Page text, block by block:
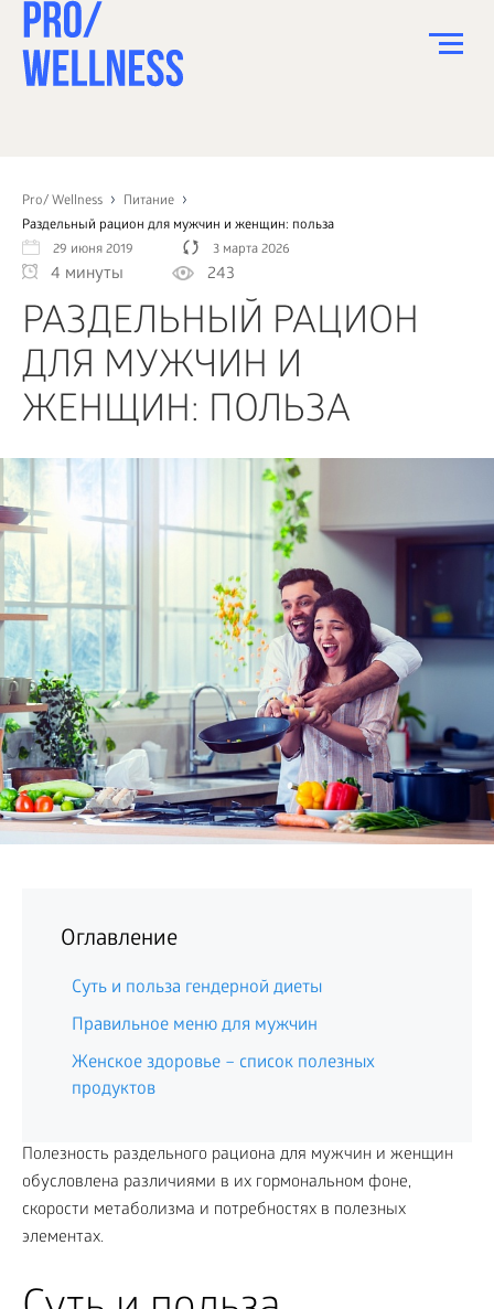
Pro/ Wellness
Питание
Раздельный рацион для мужчин и женщин: польза
29 июня 2019
3 марта 2026
4 минуты 243
РАЗДЕЛЬНЫЙ РАЦИОН
ДЛЯ МУЖЧИН И
ЖЕНЩИН: ПОЛЬЗА
Оглавление
Суть и польза гендерной диеты
Правильное меню для мужчин
Женское здоровье – список полезных
продуктов
Полезность раздельного рациона для мужчин и женщин
обусловлена различиями в их гормональном фоне,
скорости метаболизма и потребностях в полезных
элементах.
СПОРТ
ЗДОРОВЬЕ
КРАСОТА
ПСИХОЛОГИЯ
ДЕТИ
ДОМ
КАК?
БИЗНЕС